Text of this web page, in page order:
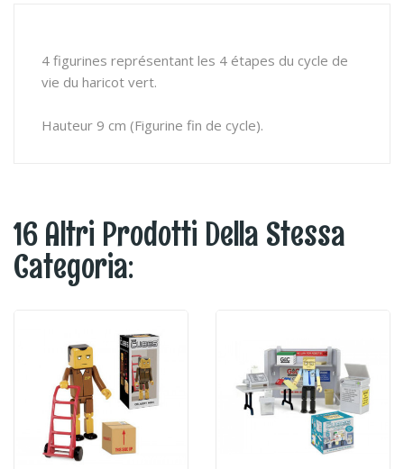
4 figurines représentant les 4 étapes du cycle de
vie du haricot vert.
Hauteur 9 cm (Figurine fin de cycle).
16 Altri Prodotti Della Stessa
Categoria: